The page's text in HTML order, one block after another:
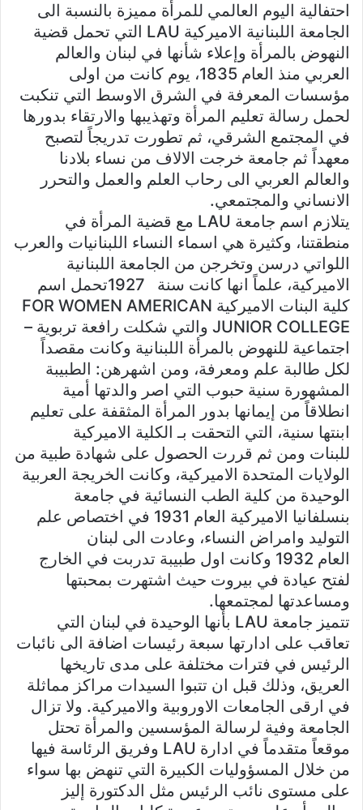
احتفالية اليوم العالمي للمرأة مميزة بالنسبة الى
الجامعة اللبنانية الاميركية LAU التي تحمل قضية
النهوض بالمرأة وإعلاء شأنها في لبنان والعالم
العربي منذ العام 1835، يوم كانت من اولى
مؤسسات المعرفة في الشرق الاوسط التي تنكبت
لحمل رسالة تعليم المرأة وتهذيبها والارتقاء بدورها
في المجتمع الشرقي، ثم تطورت تدريجاً لتصبح
معهداً ثم جامعة خرجت الالاف من نساء بلادنا
والعالم العربي الى رحاب العلم والعمل والتحرر
الانساني والمجتمعي.
يتلازم اسم جامعة LAU مع قضية المرأة في
منطقتنا، وكثيرة هي اسماء النساء اللبنانيات والعرب
اللواتي درسن وتخرجن من الجامعة اللبنانية
الاميركية، علماً انها كانت سنة 1927تحمل اسم
كلية البنات الاميركية FOR WOMEN AMERICAN
JUNIOR COLLEGE والتي شكلت رافعة تربوية –
اجتماعية للنهوض بالمرأة اللبنانية وكانت مقصداً
لكل طالبة علم ومعرفة، ومن اشهرهن: الطبيبة
المشهورة سنية حبوب التي اصر والدتها أمية
انطلاقاً من إيمانها بدور المرأة المثقفة على تعليم
ابنتها سنية، التي التحقت بـ الكلية الاميركية
للبنات ومن ثم قررت الحصول على شهادة طبية من
الولايات المتحدة الاميركية، وكانت الخريجة العربية
الوحيدة من كلية الطب النسائية في جامعة
بنسلفانيا الاميركية العام 1931 في اختصاص علم
التوليد وامراض النساء، وعادت الى لبنان
العام 1932 وكانت اول طبيبة تدربت في الخارج
لفتح عيادة في بيروت حيث اشتهرت بمحبتها
ومساعدتها لمجتمعها.
تتميز جامعة LAU بأنها الوحيدة في لبنان التي
تعاقب على ادارتها سبعة رئيسات اضافة الى نائبات
الرئيس في فترات مختلفة على مدى تاريخها
العريق، وذلك قبل ان تتبوا السيدات مراكز مماثلة
في ارقى الجامعات الاوروبية والاميركية. ولا تزال
الجامعة وفية لرسالة المؤسسين والمرأة تحتل
موقعاً متقدماً في ادارة LAU وفريق الرئاسة فيها
من خلال المسؤوليات الكبيرة التي تنهض بها سواء
على مستوى نائب الرئيس مثل الدكتورة إليز